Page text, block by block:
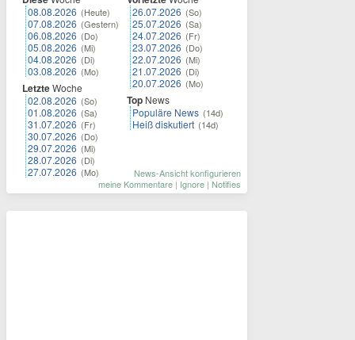
08.08.2026 (Heute)
07.08.2026 (Gestern)
06.08.2026 (Do)
05.08.2026 (Mi)
04.08.2026 (Di)
03.08.2026 (Mo)
LetzteWoche
02.08.2026 (So)
01.08.2026 (Sa)
31.07.2026 (Fr)
30.07.2026 (Do)
29.07.2026 (Mi)
28.07.2026 (Di)
27.07.2026 (Mo)
26.07.2026 (So)
25.07.2026 (Sa)
24.07.2026 (Fr)
23.07.2026 (Do)
22.07.2026 (Mi)
21.07.2026 (Di)
20.07.2026 (Mo)
Top News
Populäre News (14d)
Heiß diskutiert (14d)
News-Ansicht konfigurieren
meine Kommentare | Ignore | Notifies